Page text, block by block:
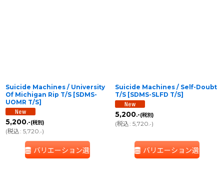
Suicide Machines / University
Of Michigan Rip T/S [SDMS-
UOMR T/S]
5,200.-(税別)
(税込: 5,720.-)
バリエーション選択
Suicide Machines / Self-Doubt
T/S [SDMS-SLFD T/S]
5,200.-(税別)
(税込: 5,720.-)
バリエーション選択